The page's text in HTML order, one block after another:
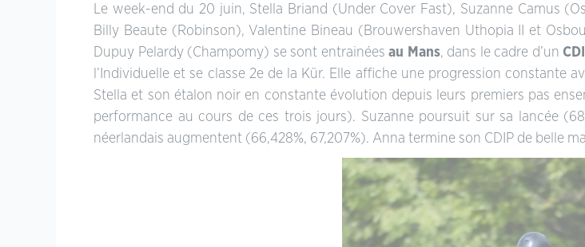
Le week-end du 20 juin, Stella Briand (Under Cover Fast), Suzanne Camus
Billy Beaute (Robinson), Valentine Bineau (Brouwershaven Uthopia II et
Dupuy Pelardy (Champomy) se sont entrainées au Mans, dans le cadre d’un
l’Individuelle et se classe 2e de la Kür. Elle affiche une progression constante
Stella et son étalon noir en constante évolution depuis leurs premiers pas
performance au cours de ces trois jours). Suzanne poursuit sur sa lancée
néerlandais augmentent (66,428%, 67,207%). Anna termine son CDIP de belle